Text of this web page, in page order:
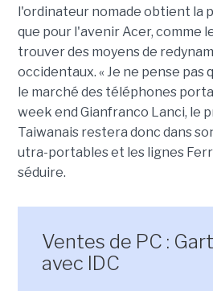
l'ordinateur nomade obtient la
que pour l'avenir Acer, comme
trouver des moyens de
occidentaux. « Je ne pense
le marché des téléphones
week end Gianfranco Lanci, le
Taiwanais restera donc dans
utra-portables et les lignes
séduire.
Ventes de PC :
avec IDC